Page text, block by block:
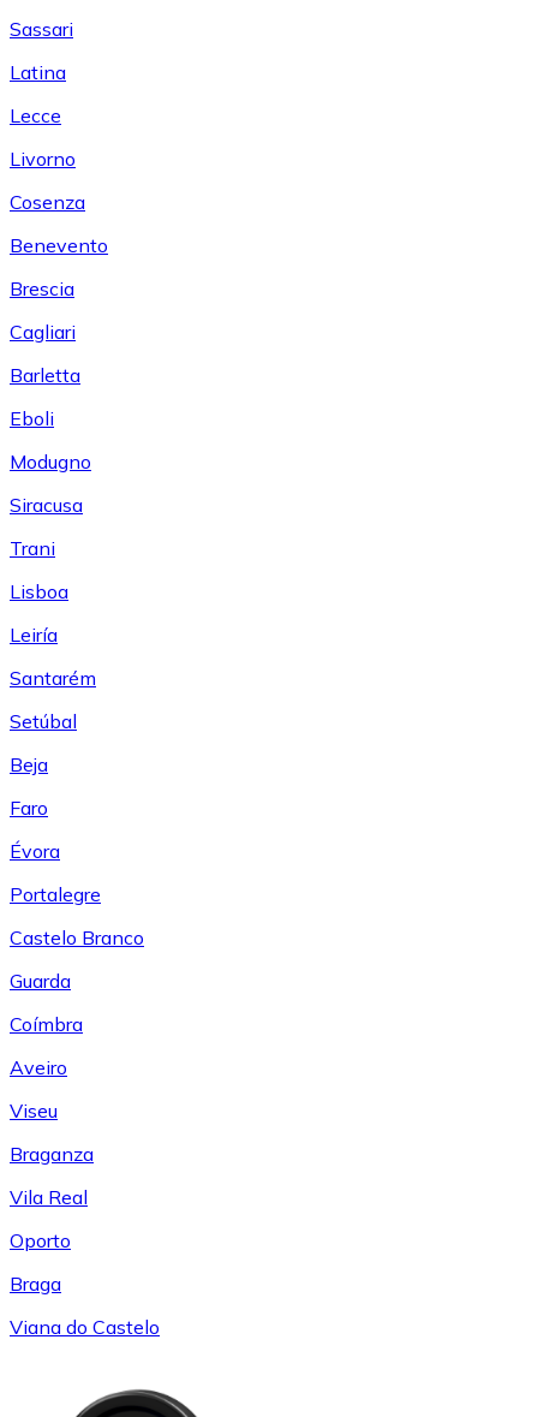
Sassari
Latina
Lecce
Livorno
Cosenza
Benevento
Brescia
Cagliari
Barletta
Eboli
Modugno
Siracusa
Trani
Lisboa
Leiría
Santarém
Setúbal
Beja
Faro
Évora
Portalegre
Castelo Branco
Guarda
Coímbra
Aveiro
Viseu
Braganza
Vila Real
Oporto
Braga
Viana do Castelo